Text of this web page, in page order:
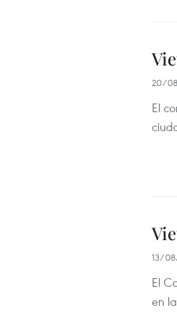
20/
El
13/
El
en